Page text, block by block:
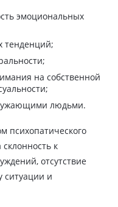
эмоциональных
тенденций;
на собственной
людьми.
психопатического
к
отсутствие
ситуации и